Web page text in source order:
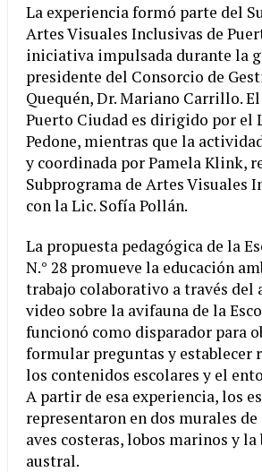
La experiencia formó parte del
Artes Visuales Inclusivas de
iniciativa impulsada durante la
presidente del Consorcio de
Quequén, Dr. Mariano Carrillo.
Puerto Ciudad es dirigido por el
Pedone, mientras que la
y coordinada por Pamela Klink,
Subprograma de Artes Visuales
con la Lic. Sofía Pollán.
La propuesta pedagógica de la
N.° 28 promueve la educación
trabajo colaborativo a través del
video sobre la avifauna de la
funcionó como disparador para
formular preguntas y establecer
los contenidos escolares y el
A partir de esa experiencia, los
representaron en dos murales
aves costeras, lobos marinos y
austral.